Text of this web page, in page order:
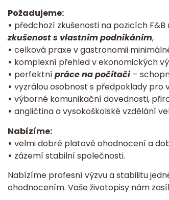
Požadujeme:
• předchozí zkušenosti na pozicích
zkušenost s vlastním podnikáním,
• celková praxe v gastronomii
• komplexní přehled v ekonomických
• perfektnípráce na počítači –
• vyzrálou osobnost s předpoklady pro
• výborné komunikační dovednosti,
• angličtina a vysokoškolské vzdělání
Nabízíme:
• velmi dobré platové ohodnocení a
• zázemí stabilní společnosti.
Nabízíme profesní výzvu a stabilitu
ohodnocením. Vašeživotopisynám